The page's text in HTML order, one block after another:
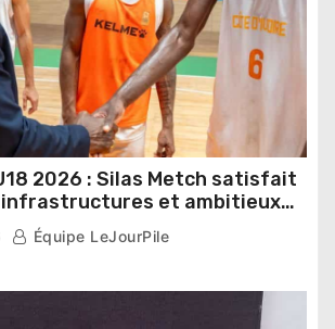
2026 : Silas Metch satisfait
infrastructures et ambitieux
Équipe LeJourPile